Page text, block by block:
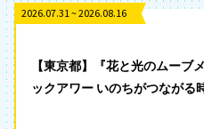
2026.07.31 ~ 2026.08.16
【東京都】『花と光のムー
ックアワー いのちがつながる